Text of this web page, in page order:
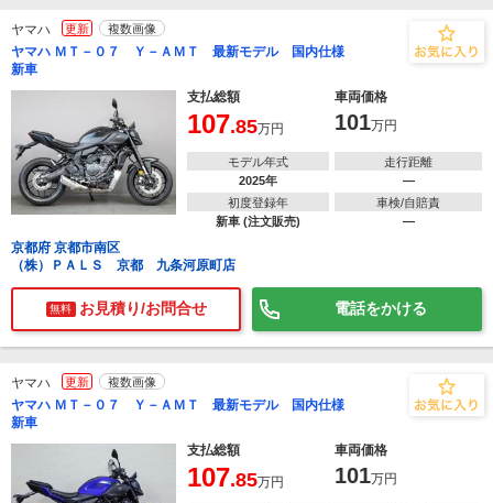
ヤマハ 更新 複数画像
ヤマハ ＭＴ－０７ Ｙ－ＡＭＴ 最新モデル 国内仕様
新車
支払総額
車両価格
107.85万円 101万円
モデル年式
2025年
走行距離
―
初度登録年
新車 (注文販売)
車検/自賠責
―
京都府 京都市南区
（株）ＰＡＬＳ 京都 九条河原町店
無料 お見積り/お問合せ 電話をかける
ヤマハ 更新 複数画像
ヤマハ ＭＴ－０７ Ｙ－ＡＭＴ 最新モデル 国内仕様
新車
支払総額
車両価格
107.85万円 101万円